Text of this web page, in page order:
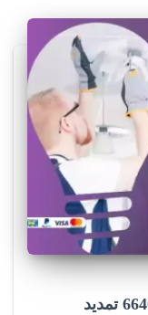
فني كهربائي منازل القرين 66409555 تمديد